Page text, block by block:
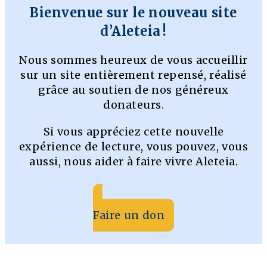
Bienvenue sur le nouveau site
d’Aleteia !
Nous sommes heureux de vous accueillir
sur un site entièrement repensé, réalisé
grâce au soutien de nos généreux
donateurs.
Si vous appréciez cette nouvelle
expérience de lecture, vous pouvez, vous
aussi, nous aider à faire vivre Aleteia.
Faire un don